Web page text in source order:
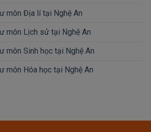
môn Địa lí tại Nghệ An
môn Lịch sử tại Nghệ An
môn Sinh học tại Nghệ An
môn Hóa học tại Nghệ An